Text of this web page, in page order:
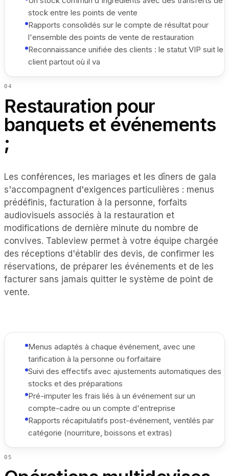
stock entre les points de vente
Rapports consolidés sur le compte de résultat pour
l'ensemble des points de vente de restauration
Reconnaissance unifiée des clients : le statut VIP suit le
client partout où il va
04
Restauration pour
banquets et événements
;
Les conférences, les mariages et les dîners de gala
s'accompagnent d'exigences particulières : menus
prédéfinis, facturation à la personne, forfaits
audiovisuels associés à la restauration et
modifications de dernière minute du nombre de
convives. Tableview permet à votre équipe chargée
des réceptions d'établir des devis, de confirmer les
réservations, de préparer les événements et de les
facturer sans jamais quitter le système de point de
vente.
Menus adaptés à chaque événement, avec une
tarification à la personne ou forfaitaire
Suivi des effectifs avec ajustements automatiques des
stocks et des préparations
Pré-imputer les frais liés à un événement sur un
compte-cadre ou un compte d'entreprise
Rapports récapitulatifs post-événement, ventilés par
catégorie (nourriture, boissons et extras)
05